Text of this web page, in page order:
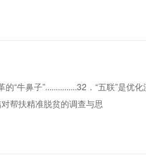
“牛鼻子”...............32．“五联”是优
帮扶精准脱贫的调查与思